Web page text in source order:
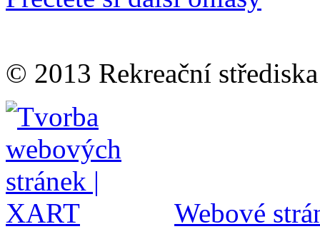
© 2013 Rekreační
Webové